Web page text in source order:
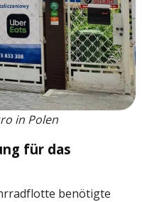
in Polen
für das
benötigte